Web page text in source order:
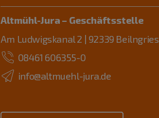
Altmühl-Jura – Geschäftsstelle
Am Ludwigskanal 2 | 92339 Beilngries
08461 606355-0
info@altmuehl-jura.de